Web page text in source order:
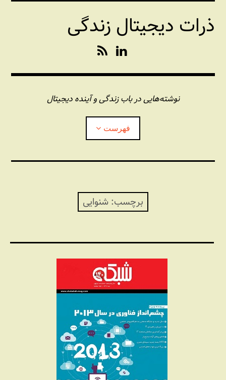
رفتن
محتواذرات دیجیتال زندگی
n
k
e
d
I
n
S
نوشته‌هایی در باب زندگی و آینده دیجیتال
فهرست
برچسب:شنوایی